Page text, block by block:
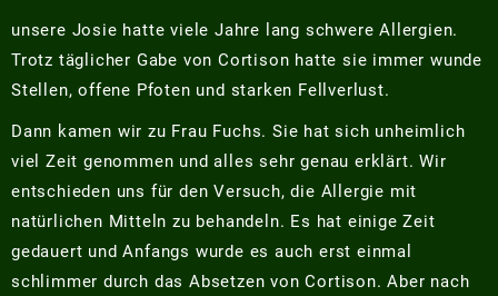
unsere Josie hatte viele Jahre lang schwere Allergien.
Trotz täglicher Gabe von Cortison hatte sie immer wunde
Stellen, offene Pfoten und starken Fellverlust.
Dann kamen wir zu Frau Fuchs. Sie hat sich unheimlich
viel Zeit genommen und alles sehr genau erklärt. Wir
entschieden uns für den Versuch, die Allergie mit
natürlichen Mitteln zu behandeln. Es hat einige Zeit
gedauert und Anfangs wurde es auch erst einmal
schlimmer durch das Absetzen von Cortison. Aber nach